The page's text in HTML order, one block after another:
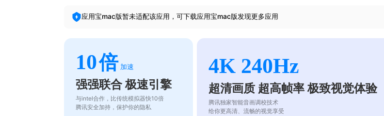
应用宝mac版暂未适配该应用，可下载应用宝mac版发现更多应用
10倍 加速
强强联合 极速引擎
与intel合作，比传统模拟器快10倍
腾讯安全加持，保护你的隐私
4K 240Hz
超清画质 超高帧率 极致视觉体验
腾讯独家智能音画调校技术
给你更高清、流畅的视觉享受